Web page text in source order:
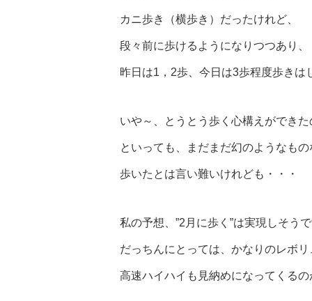
カニ歩き（横歩き）だったけれど、
段々前に歩けるようになりつつあり、
昨日は1，2歩、今日は3歩程度歩きは
いや～、とうとう歩く心構えができ
といっても、まだまだ幻のようなも
歩いたとは言い難いけれども・・・
私の予想、”2月に歩く”は実現しそう
だっちんにとっては、かなりのレボ
高速ハイハイも見納めになってくる